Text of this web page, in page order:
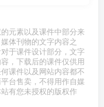
元素以及课件中部分来
体刊物的文字内容之
于课件设计部分，文字
，下载后的课件仅供用
课件以及网站内容都不
台售卖，不得用作自媒
有您未授权的版权作